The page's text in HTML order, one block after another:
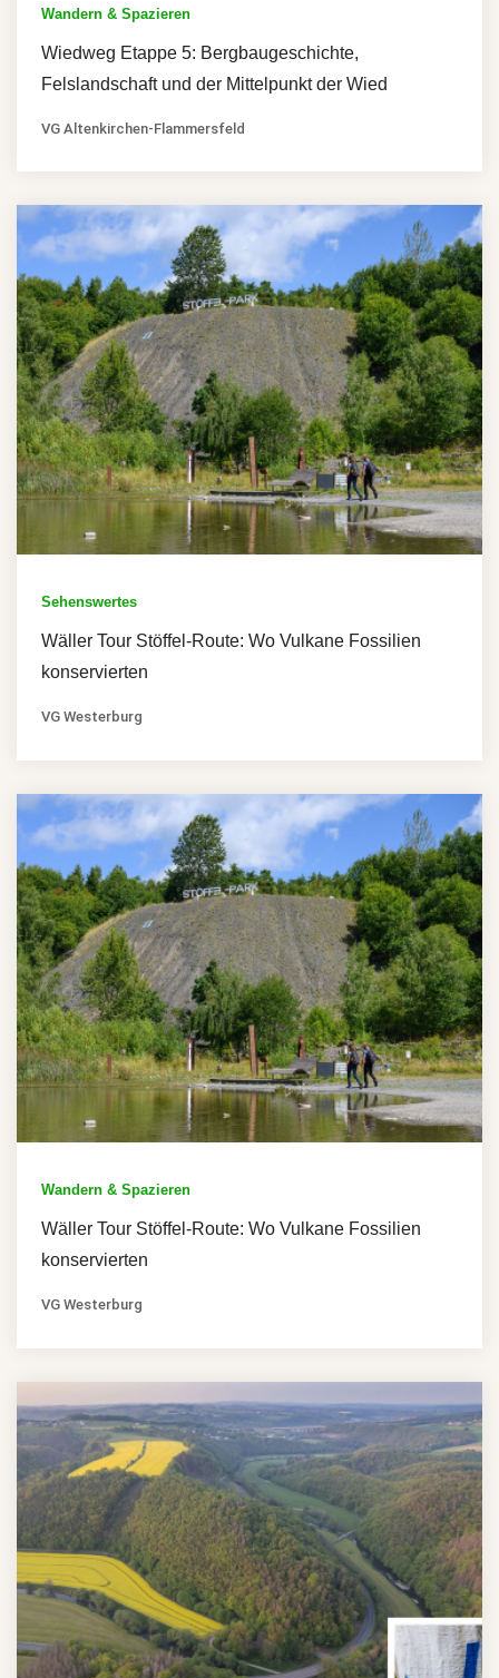
Wandern & Spazieren
Wiedweg Etappe 5: Bergbaugeschichte,
Felslandschaft und der Mittelpunkt der Wied
VG Altenkirchen-Flammersfeld
Sehenswertes
Wäller Tour Stöffel-Route: Wo Vulkane Fossilien
konservierten
VG Westerburg
Wandern & Spazieren
Wäller Tour Stöffel-Route: Wo Vulkane Fossilien
konservierten
VG Westerburg